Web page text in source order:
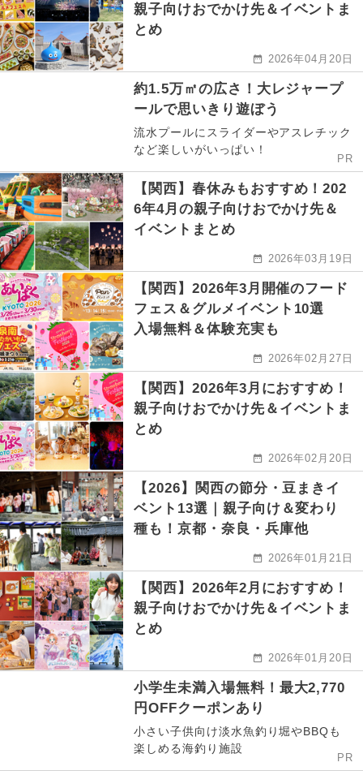
親子向けおでかけ先＆イベントま
とめ
2026年04月20日
約1.5万㎡の広さ！大レジャープ
ールで思いきり遊ぼう
流水プールにスライダーやアスレチック
など楽しいがいっぱい！
PR
【関西】春休みもおすすめ！202
6年4月の親子向けおでかけ先＆
イベントまとめ
2026年03月19日
【関西】2026年3月開催のフード
フェス＆グルメイベント10選
入場無料＆体験充実も
2026年02月27日
【関西】2026年3月におすすめ！
親子向けおでかけ先＆イベントま
とめ
2026年02月20日
【2026】関西の節分・豆まきイ
ベント13選｜親子向け＆変わり
種も！京都・奈良・兵庫他
2026年01月21日
【関西】2026年2月におすすめ！
親子向けおでかけ先＆イベントま
とめ
2026年01月20日
小学生未満入場無料！最大2,770
円OFFクーポンあり
小さい子供向け淡水魚釣り堀やBBQも
楽しめる海釣り施設
PR